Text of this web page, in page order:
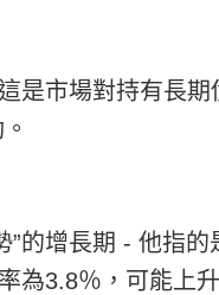
是市場對持有長
的增長期 - 他指
為3.8％，可能上